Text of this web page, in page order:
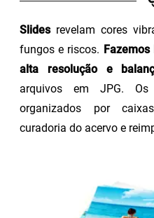
Slidesrevelam cores
fungos e riscos.
alta resolução e
arquivos em JPG.
organizados por
curadoria do acervo e